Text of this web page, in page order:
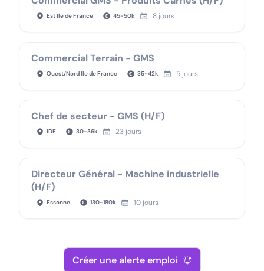
Est Ile de France 45-50k 8 jours
Commercial Terrain - GMS
Ouest/Nord Ile de France 35-42k 5 jours
Chef de secteur - GMS (H/F)
IDF 30-36k 23 jours
Directeur Général - Machine industrielle
(H/F)
Essonne 130-180k 10 jours
Créer une alerte emploi